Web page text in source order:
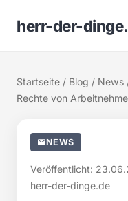
herr-der-
Startseite / Blog / News
Rechte von
NEWS
Veröffentlicht:
herr-der-dinge.de